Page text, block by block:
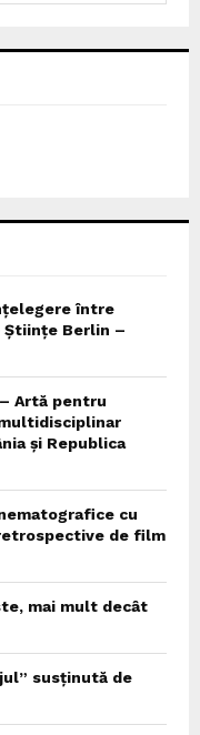
între
Științe Berlin –
– Artă pentru
și Republica
cu
de film
mai mult decât
susținută de